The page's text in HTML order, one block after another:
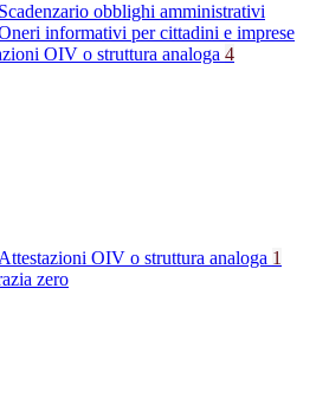
Scadenzario obblighi amministrativi
informativi per cittadini e imprese
OIV o struttura analoga 4
Attestazioni OIV o struttura analoga 1
zero